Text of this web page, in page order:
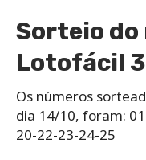
Sorteio
Lotofácil
Os números
dia 14/10, foram:
20-22-23-24-25